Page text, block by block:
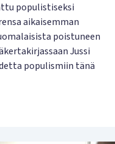
populistiseksi
aikaisemman
poistuneen
Jussi
populismiin tänä